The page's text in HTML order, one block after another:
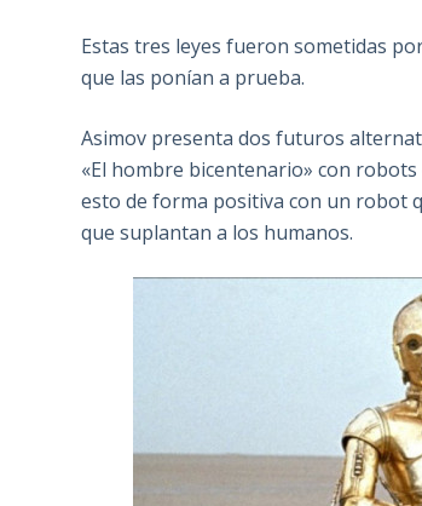
Estas tres leyes fueron sometidas
que las ponían a prueba.
Asimov presenta dos futuros
«El hombre bicentenario» con
esto de forma positiva con un robot
que suplantan a los humanos.